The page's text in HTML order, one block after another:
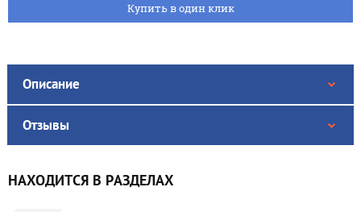
Купить в один клик
Описание
Отзывы
НАХОДИТСЯ В РАЗДЕЛАХ